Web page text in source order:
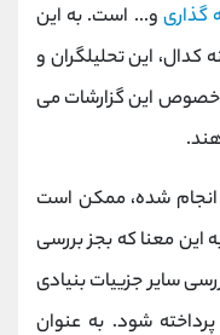
گذاری و... است. به این
کدال، این تحلیلگران و
خصوص این گزارشات می
انجام شده، ممکن است
این معنا که بجز بررسی
سایر جزییات بنیادی
شود. به عنوان